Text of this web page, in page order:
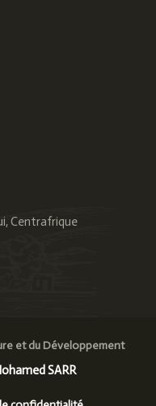
Centrafrique
et du Développement
SARR